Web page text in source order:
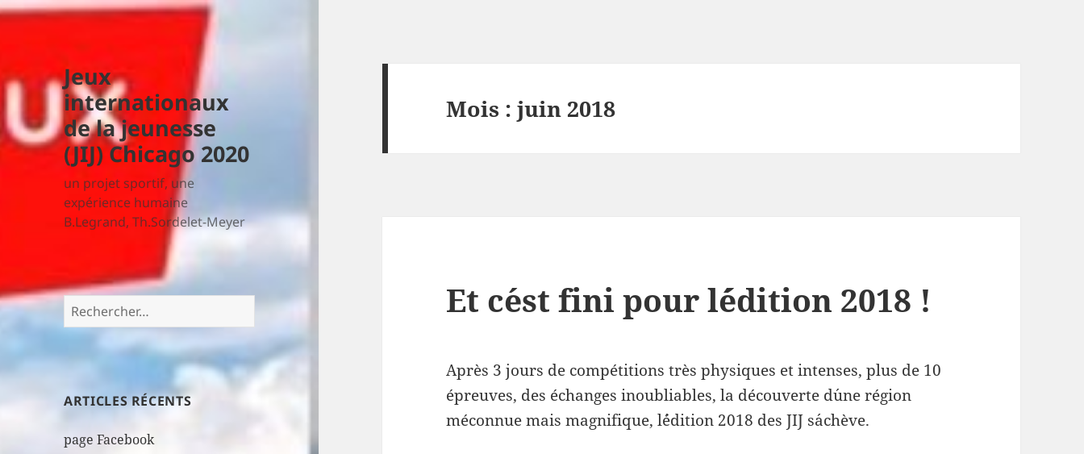
Jeux
internationaux
de la jeunesse
(JIJ) Chicago 2020
un projet sportif, une
expérience humaine
B.Legrand, Th.Sordelet-Meyer
Rechercher :
ARTICLES RÉCENTS
page Facebook
Mois :juin 2018
Et c´est fini pour l´édition 2018 !
Après 3 jours de compétitions très physiques et intenses, plus de 10
épreuves, des échanges inoubliables, la découverte d´une région
méconnue mais magnifique, l´édition 2018 des JIJ s´achève.